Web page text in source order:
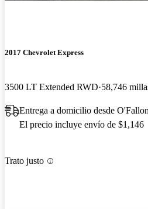
2017 Chevrolet Express
3500 LT Extended RWD 58,746
Entrega a domicilio desde
El precio incluye envío de $1,146
Trato justo